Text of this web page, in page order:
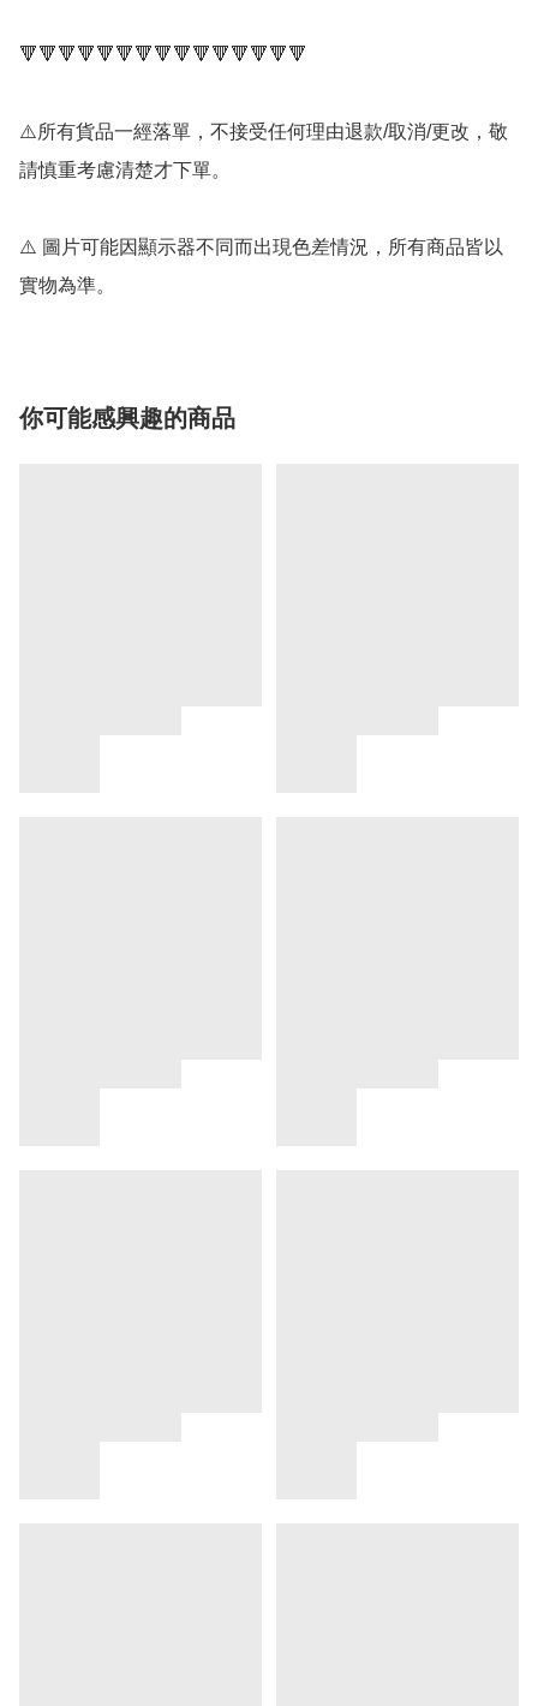
🔻🔻🔻🔻🔻🔻🔻🔻🔻🔻🔻🔻🔻🔻🔻
⚠️所有貨品一經落單，不接受任何理由退款/取消/更改，敬
請慎重考慮清楚才下單。
⚠️ 圖片可能因顯示器不同而出現色差情況，所有商品皆以
實物為準。
你可能感興趣的商品